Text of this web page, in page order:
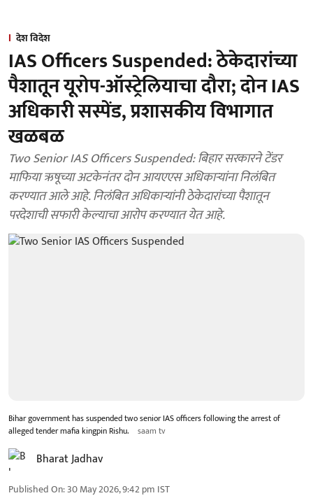
देश विदेश
IAS Officers Suspended: ठेकेदारांच्या
पैशातून यूरोप-ऑस्ट्रेलियाचा दौरा; दोन IAS
अधिकारी सस्पेंड, प्रशासकीय विभागात
खळबळ
Two Senior IAS Officers Suspended: बिहार सरकारने टेंडर
माफिया ऋषूच्या अटकेनंतर दोन आयएएस अधिकाऱ्यांना निलंबित
करण्यात आले आहे. निलंबित अधिकाऱ्यांनी ठेकेदारांच्या पैशातून
परदेशाची सफारी केल्याचा आरोप करण्यात येत आहे.
Bihar government has suspended two senior IAS officers following the arrest of
alleged tender mafia kingpin Rishu.
saam tv
Bharat Jadhav
Published On:30 May 2026, 9:42 pm IST